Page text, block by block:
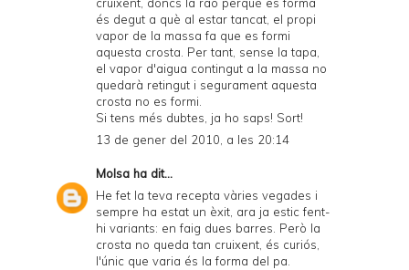
és degut a què al estar tancat, el propi
vapor de la massa fa que es formi
aquesta crosta. Per tant, sense la tapa,
el vapor d'aigua contingut a la massa no
quedarà retingut i segurament aquesta
crosta no es formi.
Si tens més dubtes, ja ho saps! Sort!
13 de gener del 2010, a les 20:14
Molsa ha dit...
He fet la teva recepta vàries vegades i
sempre ha estat un èxit, ara ja estic fent-
hi variants: en faig dues barres. Però la
crosta no queda tan cruixent, és curiós,
l'únic que varia és la forma del pa.